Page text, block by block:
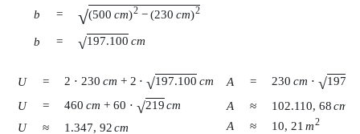
b = √(500 cm)2 − (230 cm)2
b = √197.100 cm
U = 2 ⋅ 230 cm + 2 ⋅ √197.100 cm
U
= 460 cm + 60 ⋅ √219cm
U
≈ 1.347, 92cm
A = 230 cm ⋅ √
A
≈ 102.110, 68cm
A ≈ 10, 21 m2